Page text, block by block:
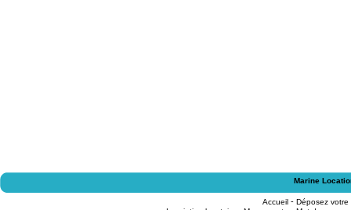
Marine
Accueil - Déposez